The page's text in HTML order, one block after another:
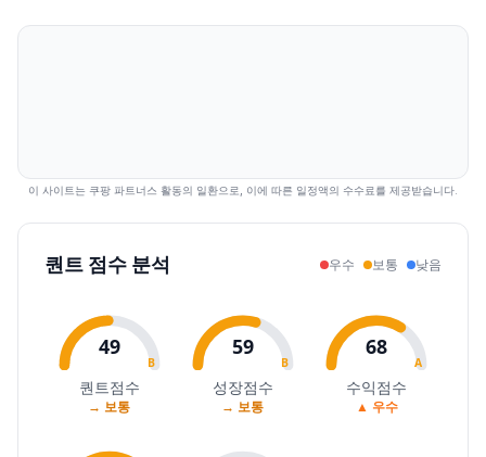
2026.07.27
1368001391001330001346001.43 191761
2026.07.30
117200131300
636642
2026.08.03
125200128300 123000126500
1.28
188651
2026.08.04
126500128700 117800127100 0.47
450904
2026.08.05
133300143500 13010014190011.64
476031
2026.08.06
140700 138600141900 321715
이 사이트는 쿠팡 파트너스 활동의 일환으로, 이에 따른 일정액의 수수료를 제공받습니다.
퀀트 점수 분석 우수 보통 낮음
49
B
퀀트점수
→ 보통
59
B
성장점수
→ 보통
68
A
수익점수
▲ 우수